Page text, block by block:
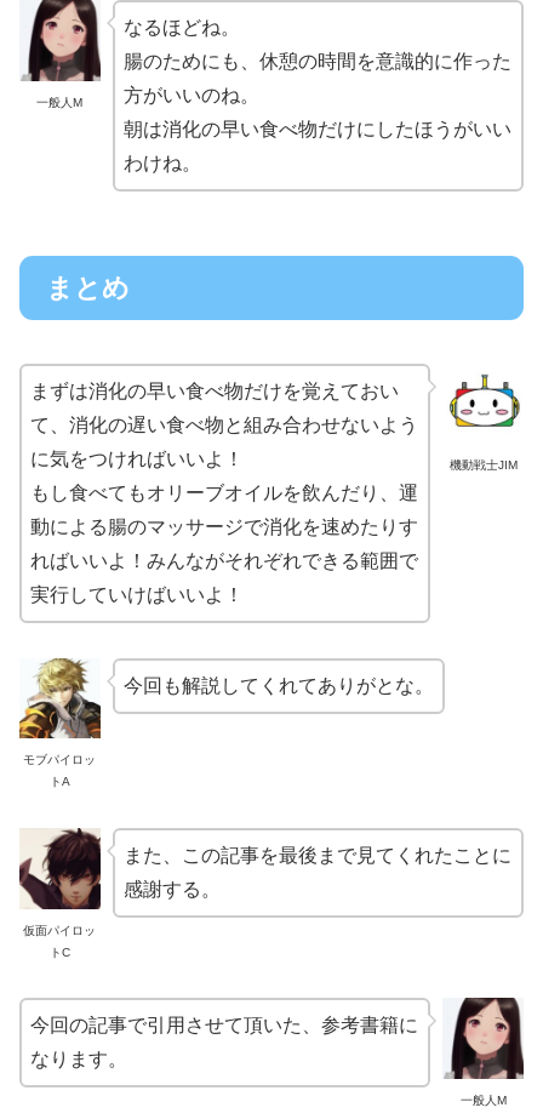
一般人M
なるほどね。
腸のためにも、休憩の時間を意識的に作った
方がいいのね。
朝は消化の早い食べ物だけにしたほうがいい
わけね。
まとめ
機動戦士JIM
まずは消化の早い食べ物だけを覚えておい
て、消化の遅い食べ物と組み合わせないよう
に気をつければいいよ！
もし食べてもオリーブオイルを飲んだり、運
動による腸のマッサージで消化を速めたりす
ればいいよ！みんながそれぞれできる範囲で
実行していけばいいよ！
モブパイロッ
トA
今回も解説してくれてありがとな。
仮面パイロッ
トC
また、この記事を最後まで見てくれたことに
感謝する。
一般人M
今回の記事で引用させて頂いた、参考書籍に
なります。